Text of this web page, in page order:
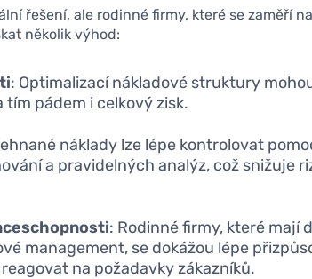
řešení, ale rodinné firmy, které se zaměří
několik výhod:
: Optimalizací nákladové struktury
tím pádem i celkový zisk.
náklady lze lépe kontrolovat
a pravidelných analýz, což snižuje
: Rodinné firmy, které mají
management, se dokážou lépe
na požadavky zákazníků.